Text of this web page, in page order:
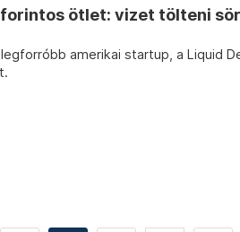
ötlet: vizet tölteni
amerikai startup, a Liquid